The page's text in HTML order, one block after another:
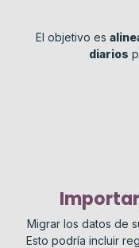
El objetivo es
diarios
Migrar los datos de
Esto podría incluir